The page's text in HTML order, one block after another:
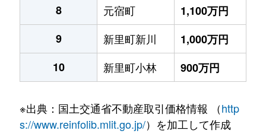
8
元宿町
1,100万円
9
新里町新川
1,000万円
10
新里町小林 900万円
※出典：国土交通省不動産取引価格情報 （http
s://www.reinfolib.mlit.go.jp/）を加工して作成